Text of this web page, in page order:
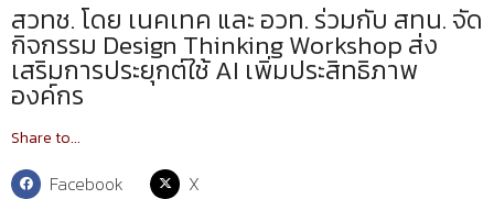
สวทช. โดย เนคเทค และ อวท. ร่วมกับ สทน. จัด
กิจกรรม Design Thinking Workshop ส่ง
เสริมการประยุกต์ใช้ AI เพิ่มประสิทธิภาพ
องค์กร
Share to...
Facebook X